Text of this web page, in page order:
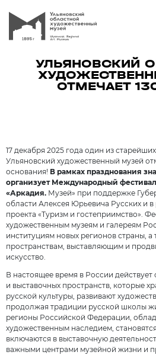
УЛЬЯНОВСКИЙ
ОТМЕЧАЕТ
17 декабря 2025 года один из
Ульяновский художественный музей
основания! В рамках празднования
организует Международный
«Аркадия. Музей» при поддержке
области Алексея Юрьевича Русских и
проекта «Туризм и гостеприимство».
художественным музеям и галереям
институциям новых регионов страны, а
пространствам, выставляющим и
искусство.
В настоящее время в России действует
и выставочных пространств, которые
русской культуры, развивают
продолжая традиции русской школы
регионы Российской Федерации,
художественным наследием,
включаются в выставочную
важными центрами музейной жизни и